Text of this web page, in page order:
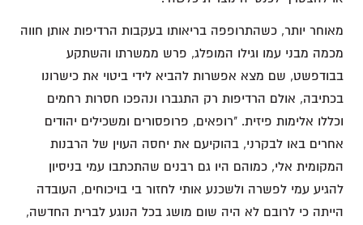
מאוחר יותר, כשהתרופפה בריאותו בעקבות הרדיפות אותן חווה
מכמה מבני עמו וגילו המופלג, פרש ממשרתו והשתקע
בבודפשט, שם מצא אפשרות להביא לידי ביטוי את כישרונו
בכתיבה, אולם הרדיפות רק התגברו ונהפכו חסרות רחמים
וכללו אלימות פיזית. "רופאים, פרופסורים ומשכילים יהודים
אחרים באו לבקרני, בהוקיעם את יחסה העוין של הרבנות
המקומית אלי, כמוהם היו גם רבנים שהתכתבו עמי בניסיון
להגיע עמי לפשרה ולשכנע אותי לחזור בי בויכוחים, העובדה
הייתה כי לרובם לא היה שום מושג בכל הנוגע לברית החדשה,